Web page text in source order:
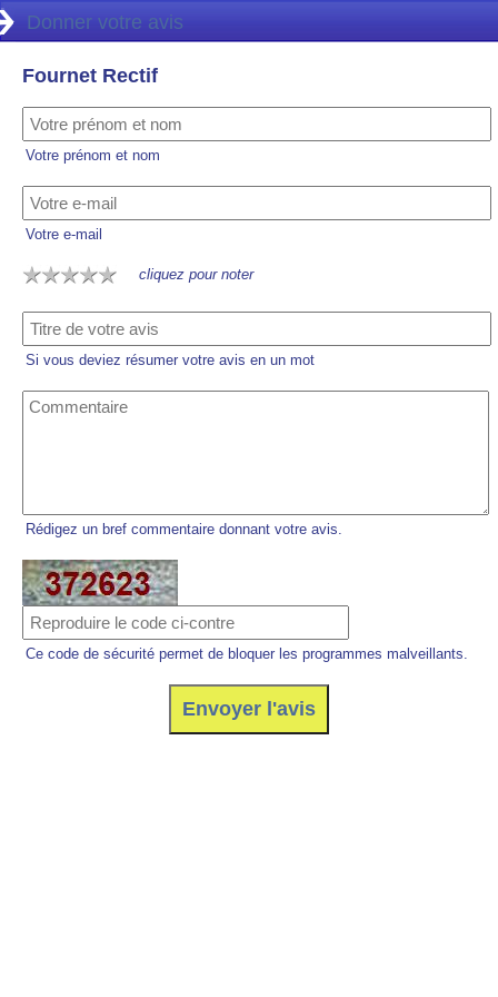
Donner votre avis
Fournet Rectif
Votre prénom et nom
Votre e-mail
cliquez pour noter
Si vous deviez résumer votre avis en un mot
Rédigez un bref commentaire donnant votre avis.
Ce code de sécurité permet de bloquer les programmes malveillants.